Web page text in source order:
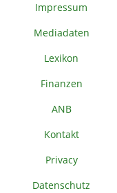
Impressum
Mediadaten
Lexikon
Finanzen
ANB
Kontakt
Privacy
Datenschutz